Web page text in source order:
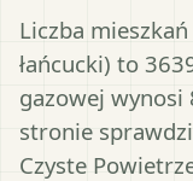
Liczba
łańcucki) to
gazowej wynosi
stronie
Czyste